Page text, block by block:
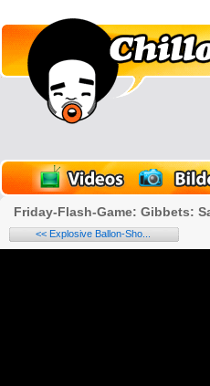
Friday-Flash-Game: Gibbets:
<< Explosive Ballon-Sho...